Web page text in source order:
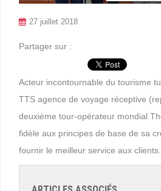
27 juillet 2018
Partager sur :
Acteur incontournable du tourisme
TTS agence de voyage réceptive
deuxième tour-opérateur mondial
fidèle aux principes de base de sa
fournir le meilleur service aux clients.